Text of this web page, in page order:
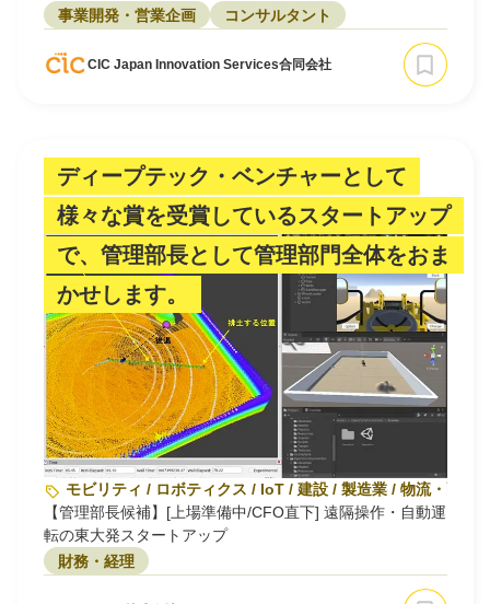
事業開発・営業企画
コンサルタント
CIC Japan Innovation Services合同会社
ディープテック・ベンチャーとして
様々な賞を受賞しているスタートアップ
で、管理部⾧として管理部門全体をおま
かせします。
モビリティ / ロボティクス / IoT / 建設 / 製造業 / 物流・配送
【管理部長候補】[上場準備中/CFO直下] 遠隔操作・自動運
転の東大発スタートアップ
財務・経理